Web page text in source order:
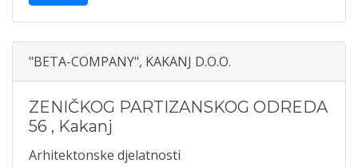
"BETA-COMPANY", KAKANJ D.O.O.
ZENIČKOG PARTIZANSKOG ODREDA
56 , Kakanj
Arhitektonske djelatnosti